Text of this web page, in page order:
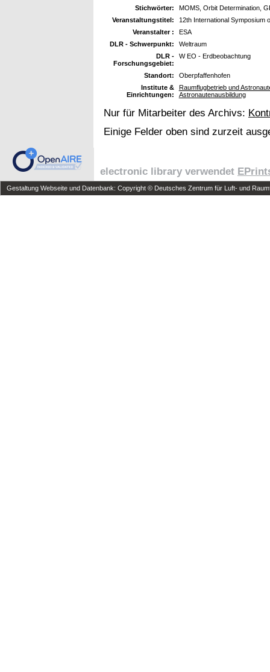
Stichwörter:
MOMS, Orbit Determination,
Veranstaltungstitel:
12th International Symposium
Veranstalter :
ESA
DLR - Schwerpunkt:
Weltraum
DLR -
Forschungsgebiet:
W EO - Erdbeobachtung
Standort:
Oberpfaffenhofen
Institute &
Einrichtungen:
Raumflugbetrieb und
Astronautenausbildung
Nur für Mitarbeiter des Archivs:
Einige Felder oben sind zurzeit
electronic library verwendet
Gestaltung Webseite und Datenbank: Copyright © Deutsches Zentrum für Luft- und